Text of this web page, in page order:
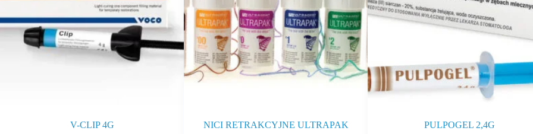
V-CLIP 4G
NICI RETRAKCYJNE ULTRAPAK
PULPOGEL 2,4G